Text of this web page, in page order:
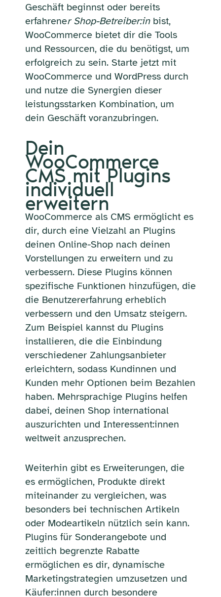
Geschäft beginnst oder bereits
erfahrener Shop-Betreiber:inbist,
WooCommerce bietet dir die Tools
und Ressourcen, die du benötigst, um
erfolgreich zu sein. Starte jetzt mit
WooCommerce und WordPress durch
und nutze die Synergien dieser
leistungsstarken Kombination, um
dein Geschäft voranzubringen.
Dein
WooCommerce
CMS mit Plugins
individuell
erweitern
WooCommerce als CMS ermöglicht es
dir, durch eine Vielzahl an Plugins
deinen Online-Shop nach deinen
Vorstellungen zu erweitern und zu
verbessern. Diese Plugins können
spezifische Funktionen hinzufügen, die
die Benutzererfahrung erheblich
verbessern und den Umsatz steigern.
Zum Beispiel kannst du Plugins
installieren, die die Einbindung
verschiedener Zahlungsanbieter
erleichtern, sodass Kundinnen und
Kunden mehr Optionen beim Bezahlen
haben. Mehrsprachige Plugins helfen
dabei, deinen Shop international
auszurichten und Interessent:innen
weltweit anzusprechen.
Weiterhin gibt es Erweiterungen, die
es ermöglichen, Produkte direkt
miteinander zu vergleichen, was
besonders bei technischen Artikeln
oder Modeartikeln nützlich sein kann.
Plugins für Sonderangebote und
zeitlich begrenzte Rabatte
ermöglichen es dir, dynamische
Marketingstrategien umzusetzen und
Käufer:innen durch besondere